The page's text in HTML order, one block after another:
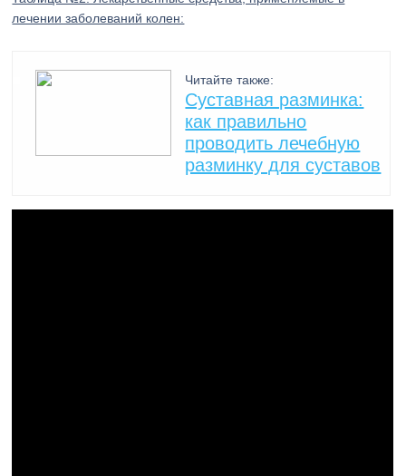
лечении заболеваний колен:
Читайте также:
Суставная разминка:
как правильно
проводить лечебную
разминку для суставов